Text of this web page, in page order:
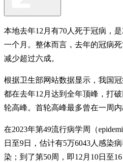
本地去年12月有70人死于冠病，
一个月。整体而言，去年的冠病
减少超过六成。
根据卫生部网站数据显示，我国
都在去年12月达到全年顶峰，打
轮高峰。首轮高峰最多曾在一周内
在2023年第49流行病学周（
日至9日，估计有5万6043人感染
染；到了第50周，即12月10日至